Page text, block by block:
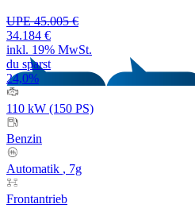
UPE 45.005 €
34.184 €
inkl. 19% MwSt.
du sparst
24,0%
110 kW (150 PS)
Benzin
Automatik , 7g
Frontantrieb